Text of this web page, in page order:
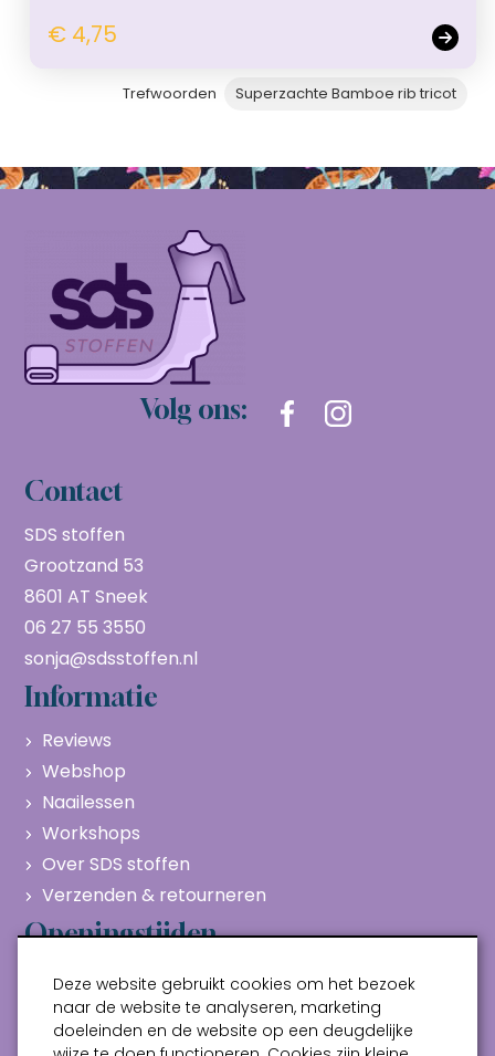
€ 4,75
Trefwoorden Superzachte Bamboe rib tricot
Volg ons:
Contact
SDS stoffen
Grootzand 53
8601 AT Sneek
06 27 55 3550
sonja@sdsstoffen.nl
Informatie
Reviews
Webshop
Naailessen
Workshops
Over SDS stoffen
Verzenden & retourneren
Openingstijden
Maandag
Gesloten
Dinsdag
10:00 - 17:00
Woensdag
10:00 - 17:00
Deze website gebruikt cookies om het bezoek
naar de website te analyseren, marketing
doeleinden en de website op een deugdelijke